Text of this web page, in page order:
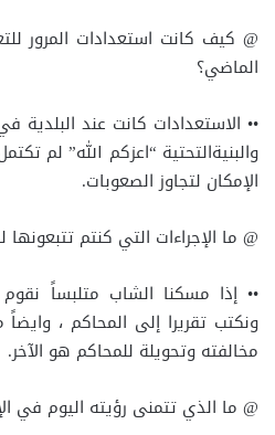
@ كيف كانت استعدادات المرور
الماضي؟
•• الاستعدادات كانت عند البلدية
والبنيةالتحتية “اعزكم الله” لم
الإمكان لتجاوز الصعوبات.
@ ما الإجراءات التي كنتم
•• إذا مسكنا الشاب متلبساً
ونكتب تقريرا إلى المحاكم ،
مخالفته وتحويلة للمحاكم هو الآخر.
@ ما الذي تتمنى رؤيته اليوم في